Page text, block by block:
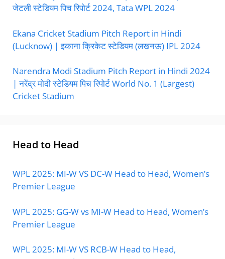
जेटली स्टेडियम पिच रिपोर्ट 2024, Tata WPL 2024
Ekana Cricket Stadium Pitch Report in Hindi
(Lucknow) | इकाना क्रिकेट स्टेडियम (लखनऊ) IPL 2024
Narendra Modi Stadium Pitch Report in Hindi 2024
| नरेंद्र मोदी स्टेडियम पिच रिपोर्ट World No. 1 (Largest)
Cricket Stadium
Head to Head
WPL 2025: MI-W VS DC-W Head to Head, Women’s
Premier League
WPL 2025: GG-W vs MI-W Head to Head, Women’s
Premier League
WPL 2025: MI-W VS RCB-W Head to Head,